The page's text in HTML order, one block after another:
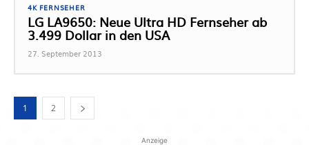
4K FERNSEHER
LG LA9650: Neue Ultra HD Fernseher ab
3.499 Dollar in den USA
27. September 2013
1 2
Anzeige